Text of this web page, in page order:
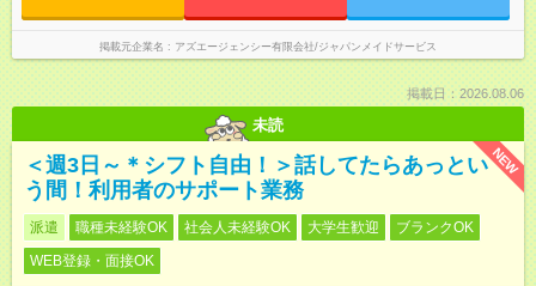
掲載元企業名 アズエージェンシー有限会社/ジャパンメイドサービス
掲載日：2026.08.06
未読
NEW
＜週3日～＊シフト自由！＞話してたらあっとい
う間！利用者のサポート業務
派遣 職種未経験OK 社会人未経験OK 大学生歓迎
ブランクOK
WEB登録・面接OK